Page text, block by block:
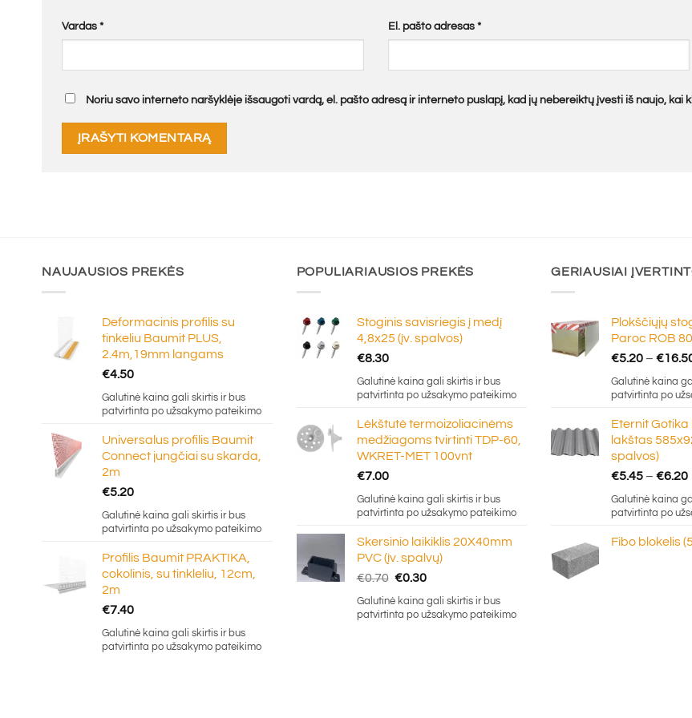
Vardas * El. pašto adresas *
Noriu savo interneto naršyklėje išsaugoti vardą, el. pašto adresą ir interneto puslapį, kad jų nebereiktų įvesti iš naujo, kai
NAUJAUSIOS PREKĖS
Deformacinis profilis su
tinkeliu Baumit PLUS,
2.4m,19mm langams
€4.50
Galutinė kaina gali skirtis ir bus
patvirtinta po užsakymo pateikimo
Universalus profilis Baumit
Connect jungčiai su skarda,
2m
€5.20
Galutinė kaina gali skirtis ir bus
patvirtinta po užsakymo pateikimo
Profilis Baumit PRAKTIKA,
cokolinis, su tinkleliu, 12cm,
2m
€7.40
Galutinė kaina gali skirtis ir bus
patvirtinta po užsakymo pateikimo
POPULIARIAUSIOS PREKĖS
Stoginis savisriegis į medį
4,8x25 (įv. spalvos)
€8.30
Galutinė kaina gali skirtis ir bus
patvirtinta po užsakymo pateikimo
Lėkštutė termoizoliacinėms
medžiagoms tvirtinti TDP-60,
WKRET-MET 100vnt
€7.00
Galutinė kaina gali skirtis ir bus
patvirtinta po užsakymo pateikimo
Skersinio laikiklis 20X40mm
PVC (įv. spalvų)
€0.70 Original
price
was:
€0.30Current
price
is:
Galutinė kaina gali skirtis ir bus
patvirtinta po užsakymo pateikimo
GERIAUSIAI
Plokščiųjų
Paroc ROB 80
€5.20 – €
Galutinė kaina
patvirtinta po
Eternit
lakštas
spalvos)
€5.45 – €6.20
Galutinė kaina
patvirtinta po
Fibo blokelis